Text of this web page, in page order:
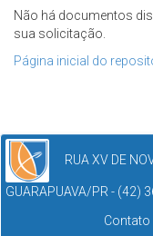
Não há documentos
sua solicitação.
Página inicial do
RUA XV DE
GUARAPUAVA/PR - (42)
Contato